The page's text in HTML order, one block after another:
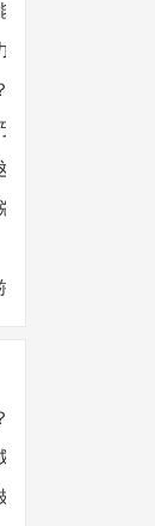
？
有实用建议！
而出！
半功倍！
诗歌鉴赏高手！
你必须知道！